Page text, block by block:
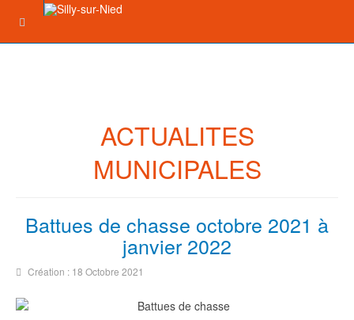
ACTUALITES
MUNICIPALES
Battues de chasse octobre 2021 à
janvier 2022
Création : 18 Octobre 2021